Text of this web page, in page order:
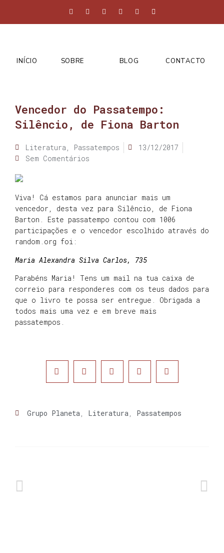
INÍCIO SOBRE BLOG CONTACTO
Vencedor do Passatempo:
Silêncio, de Fiona Barton
Literatura , Passatempos
13/12/2017
Sem Comentários
Viva! Cá estamos para anunciar mais um
vencedor, desta vez para Silêncio, de Fiona
Barton. Este passatempo contou com 1006
participações e o vencedor escolhido através do
random.org foi:
Maria Alexandra Silva Carlos, 735
Parabéns Maria! Tens um mail na tua caixa de
correio para responderes com os teus dados para
que o livro te possa ser entregue. Obrigada a
todos mais uma vez e em breve mais
passatempos.
Grupo Planeta Literatura Passatempos